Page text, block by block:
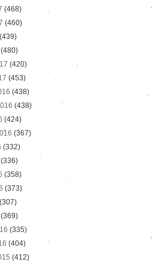
(468)
(460)
(439)
(480)
(420)
(453)
(438)
(438)
(424)
(367)
(332)
(336)
(358)
(373)
(307)
(369)
(335)
(404)
(412)